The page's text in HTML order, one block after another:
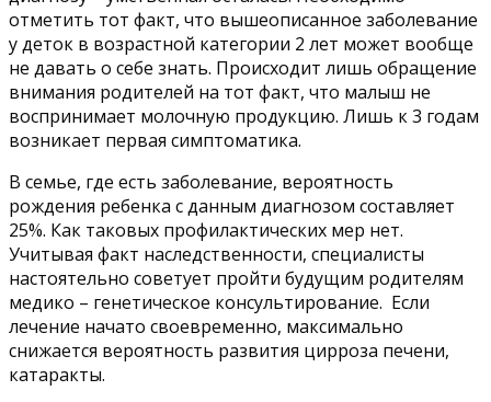
отметить тот факт, что вышеописанное заболевание
у деток в возрастной категории 2 лет может вообще
не давать о себе знать. Происходит лишь обращение
внимания родителей на тот факт, что малыш не
воспринимает молочную продукцию. Лишь к 3 годам
возникает первая симптоматика.
В семье, где есть заболевание, вероятность
рождения ребенка с данным диагнозом составляет
25%. Как таковых профилактических мер нет.
Учитывая факт наследственности, специалисты
настоятельно советует пройти будущим родителям
медико – генетическое консультирование. Если
лечение начато своевременно, максимально
снижается вероятность развития цирроза печени,
катаракты.